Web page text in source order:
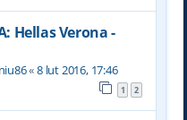
Hellas Verona -
«8 lut 2016, 17:46
1 2